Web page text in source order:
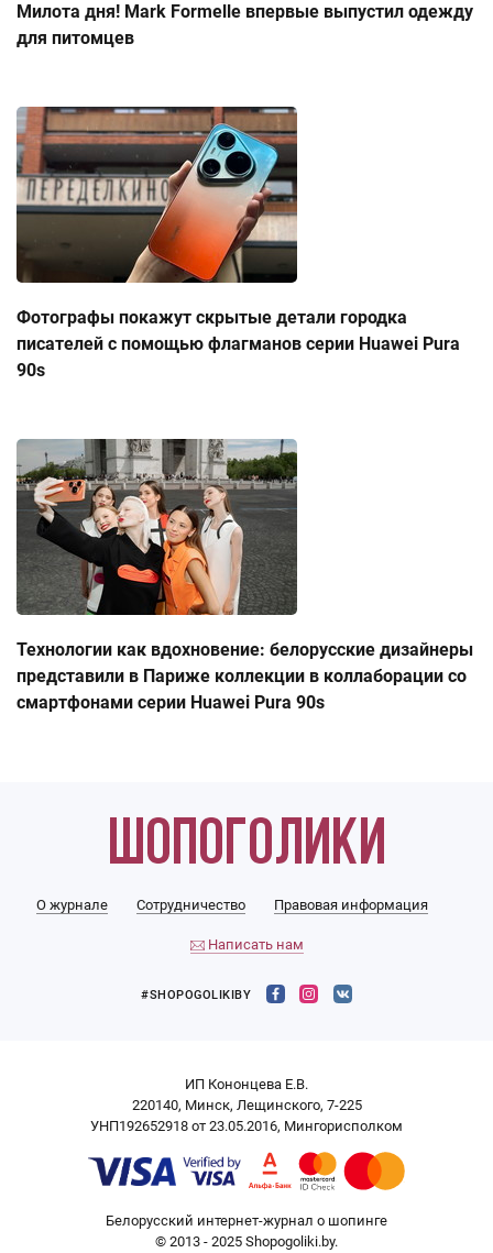
Милота дня! Mark Formelle впервые выпустил одежду
для питомцев
Фотографы покажут скрытые детали городка
писателей с помощью флагманов серии Huawei Pura
90s
Технологии как вдохновение: белорусские дизайнеры
представили в Париже коллекции в коллаборации со
смартфонами серии Huawei Pura 90s
О журнале Сотрудничество Правовая информация
Написать нам
#SHOPOGOLIKIBY
ИП Кононцева Е.В.
220140, Минск, Лещинского, 7-225
УНП192652918 от 23.05.2016, Мингорисполком
Белорусский интернет-журнал о шопинге
© 2013 - 2025 Shopogoliki.by.